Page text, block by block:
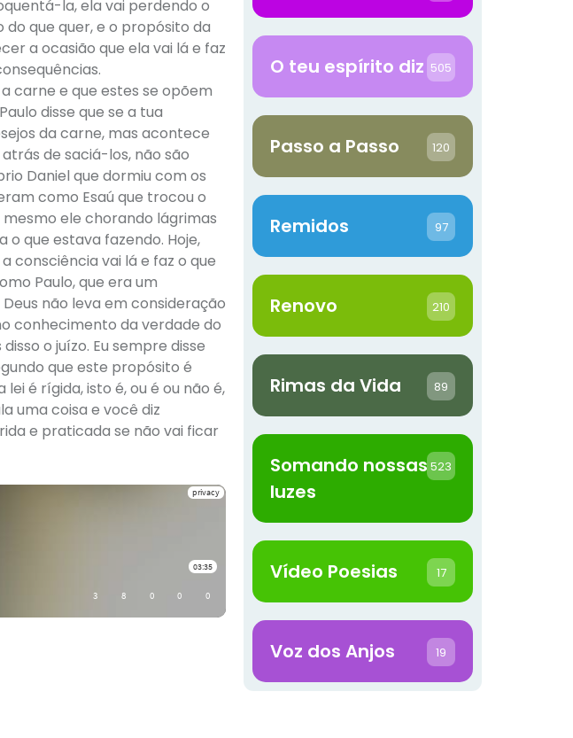
la, ela vai perdendo o
que quer, e o propósito da
a ocasião que ela vai lá e faz
carne e que estes se opõem
disse que se a tua
da carne, mas acontece
de saciá-los, não são
Daniel que dormiu com os
como Esaú que trocou o
ele chorando lágrimas
que estava fazendo. Hoje,
consciência vai lá e faz o que
Paulo, que era um
não leva em consideração
conhecimento da verdade do
o juízo. Eu sempre disse
que este propósito é
é rígida, isto é, ou é ou não é,
uma coisa e você diz
e praticada se não vai ficar
O teu espírito diz 505
Passo a Passo 120
Remidos 97
Renovo 210
Rimas da Vida 89
Somando nossas
luzes
523
Vídeo Poesias 17
Voz dos Anjos 19